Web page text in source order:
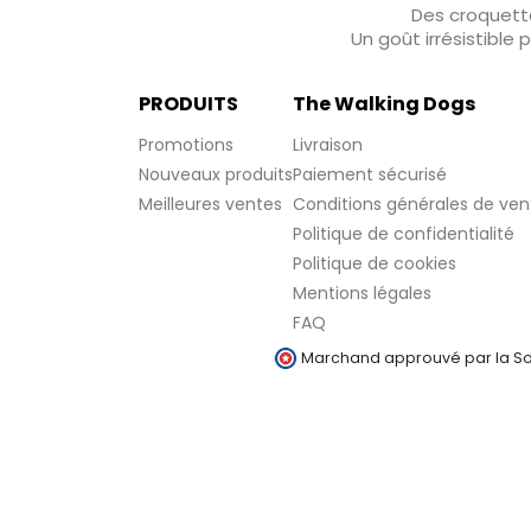
Des
Un goût irrésistible
PRODUITS
Promotions
Nouveaux produits
Meilleures ventes
The Walking Dogs
Livraison
Paiement sécurisé
Conditions générales de
Politique de confidentialité
Politique de cookies
Mentions légales
FAQ
Marchand approuvé par la